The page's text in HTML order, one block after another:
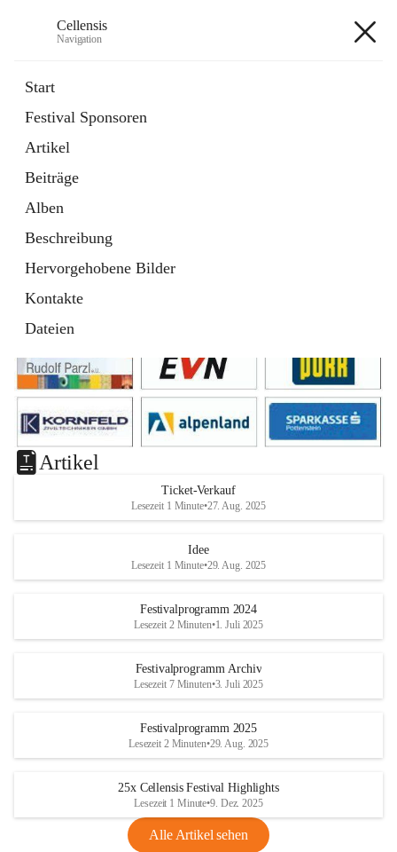
Cellensis
Navigation
Start
Festival Sponsoren
Artikel
Beiträge
Alben
Beschreibung
Hervorgehobene Bilder
Kontakte
Dateien
Festival Sponsoren
Artikel
Ticket-Verkauf
Lesezeit 1 Minute•27. Aug. 2025
Idee
Lesezeit 1 Minute•29. Aug. 2025
Festivalprogramm 2024
Lesezeit 2 Minuten•1. Juli 2025
Festivalprogramm Archiv
Lesezeit 7 Minuten•3. Juli 2025
Festivalprogramm 2025
Lesezeit 2 Minuten•29. Aug. 2025
25x Cellensis Festival Highlights
Lesezeit 1 Minute•9. Dez. 2025
Alle Artikel sehen